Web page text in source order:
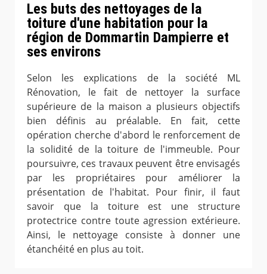
Les buts des nettoyages de la
toiture d'une habitation pour la
région de Dommartin Dampierre et
ses environs
Selon les explications de la société ML
Rénovation, le fait de nettoyer la surface
supérieure de la maison a plusieurs objectifs
bien définis au préalable. En fait, cette
opération cherche d'abord le renforcement de
la solidité de la toiture de l'immeuble. Pour
poursuivre, ces travaux peuvent être envisagés
par les propriétaires pour améliorer la
présentation de l'habitat. Pour finir, il faut
savoir que la toiture est une structure
protectrice contre toute agression extérieure.
Ainsi, le nettoyage consiste à donner une
étanchéité en plus au toit.